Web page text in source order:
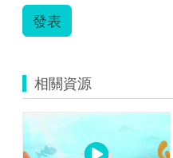
發表
相關資源